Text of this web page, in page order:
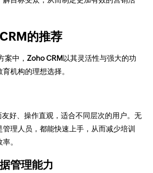
的推荐
案中，Zoho CRM以其灵活性与强大的功
机构的理想选择。
好、操作直观，适合不同层次的用户。无
理人员，都能快速上手，从而减少培训
。
管理能力